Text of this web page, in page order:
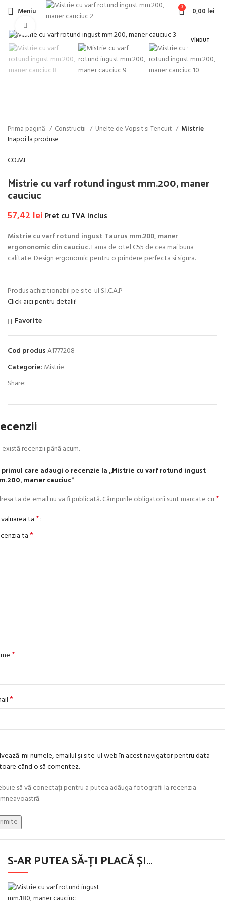
Meniu 0 0,00 lei
VÎNDUT
Prima pagină Constructii Unelte de Vopsit si Tencuit Mistrie
Inapoi la produse
CO.ME
Mistrie cu varf rotund ingust mm.200, maner
cauciuc
57,42 lei Pret cu TVA inclus
Mistrie cu varf rotund ingust Taurus mm.200, maner
ergononomic din cauciuc.Lama de otel C55 de cea mai buna
calitate. Design ergonomic pentru o prindere perfecta si sigura.
Produs achizitionabil pe site-ul S.I.C.A.P
Click aici pentru detalii!
Favorite
Cod produsA1777208
Categorie: Mistrie
Share:
există recenzii până acum.
primul care adaugi o recenzie la „Mistrie cu varf rotund ingust
maner cauciuc”
ta de email nu va fi publicată.Câmpurile obligatorii sunt marcate cu*
ta*
ta*
*
*
mi numele, emailul și site-ul web în acest navigator pentru data
când o să comentez.
să vă conectați pentru a putea adăuga fotografii la recenzia
S-AR PUTEA SĂ-ȚI PLACĂ ȘI…